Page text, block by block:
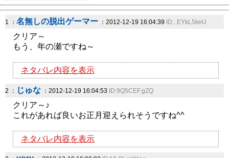
1 ： 名無しの脱出ゲーマー ：2012-12-19 16:04:39 ID:..EYkL5keU
クリア～
もう、年の瀬ですね～
ネタバレ内容を表示
2 ： じゅな ：2012-12-19 16:04:53 ID:9Q5CEF.gZQ
クリア～♪
これがあれば良いお正月迎えられそうですね^^
ネタバレ内容を表示